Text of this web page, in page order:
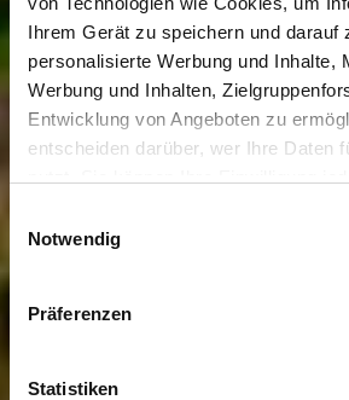
Ihrem Gerät zu speichern und darauf
personalisierte Werbung und Inhalte,
Werbung und Inhalten,
Entwicklung von Angeboten zu
entscheiden darüber, wer Ihre Daten
Trigger Symbol ändern oder widerrufen
Informationen über Ihre
können
Notwendig
Präferenzen
Statistiken